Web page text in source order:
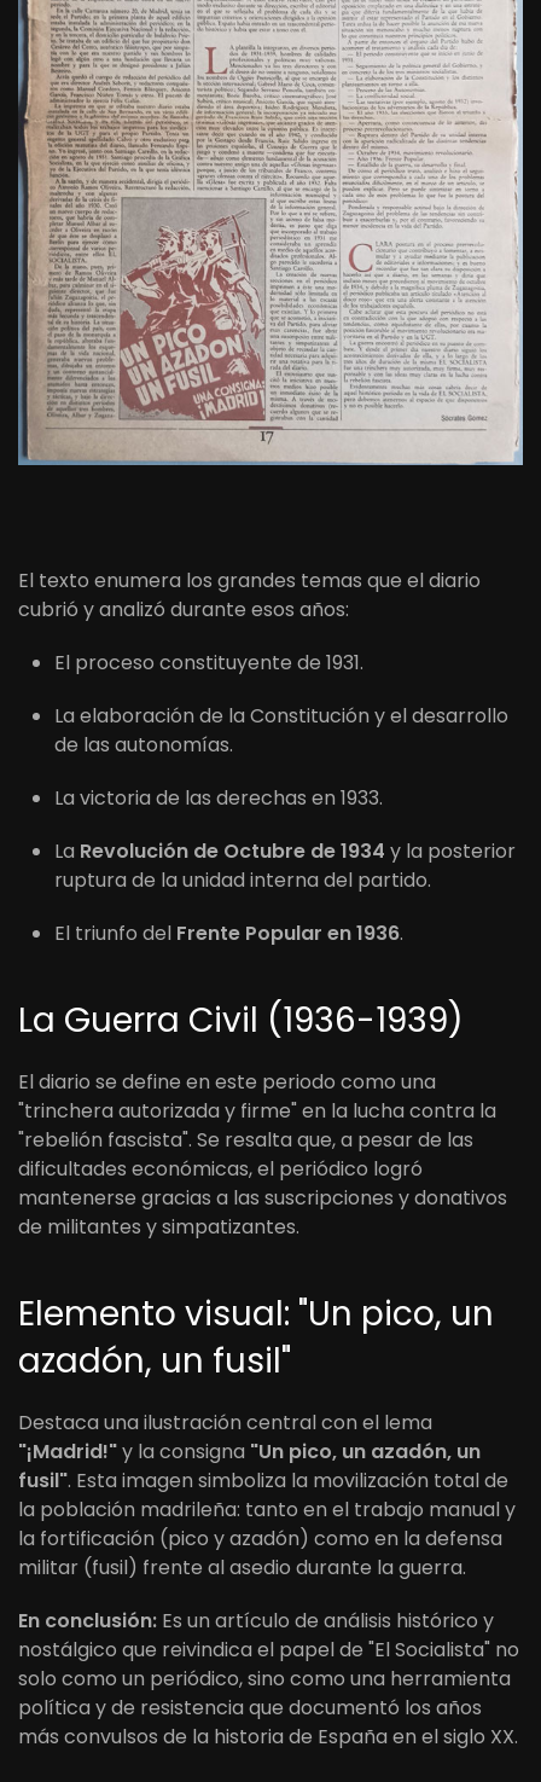
El texto enumera los grandes temas que el diario
cubrió y analizó durante esos años:
El proceso constituyente de 1931.
La elaboración de la Constitución y el desarrollo
de las autonomías.
La victoria de las derechas en 1933.
La Revolución de Octubre de 1934 y la posterior
ruptura de la unidad interna del partido.
El triunfo del Frente Popular en 1936.
La Guerra Civil (1936-1939)
El diario se define en este periodo como una
"trinchera autorizada y firme" en la lucha contra la
"rebelión fascista". Se resalta que, a pesar de las
dificultades económicas, el periódico logró
mantenerse gracias a las suscripciones y donativos
de militantes y simpatizantes.
Elemento visual: "Un pico, un
azadón, un fusil"
Destaca una ilustración central con el lema
"¡Madrid!"y la consigna "Un pico, un azadón, un
fusil". Esta imagen simboliza la movilización total de
la población madrileña: tanto en el trabajo manual y
la fortificación (pico y azadón) como en la defensa
militar (fusil) frente al asedio durante la guerra.
En conclusión: Es un artículo de análisis histórico y
nostálgico que reivindica el papel de "El Socialista" no
solo como un periódico, sino como una herramienta
política y de resistencia que documentó los años
más convulsos de la historia de España en el siglo XX.